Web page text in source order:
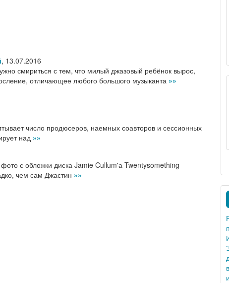
, 13.07.2016
смириться с тем, что милый джазовый ребёнок вырос,
отличающее любого большого музыканта »»
число продюсеров, наемных соавторов и сессионных
над »»
с обложки диска Jamie Cullum'а Twentysomething
чем сам Джастин »»